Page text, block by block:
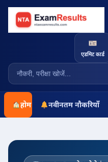
एडमिट कार्ड
होम नवीनतम नौकरियाँ